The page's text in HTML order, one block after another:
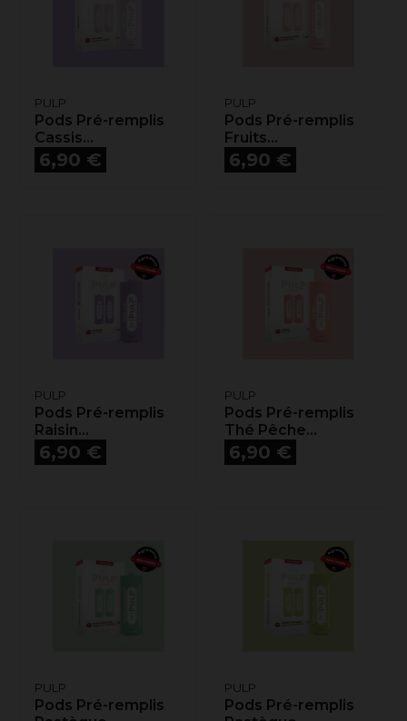
PULP
Pods Pré-remplis
Cassis...
Prix
6,90 €
PULP
Pods Pré-remplis
Fruits...
Prix
6,90 €
PULP
Pods Pré-remplis
Raisin...
Prix
6,90 €
PULP
Pods Pré-remplis
Thé Pêche...
Prix
6,90 €
PULP
Pods Pré-remplis
PULP
Pods Pré-remplis